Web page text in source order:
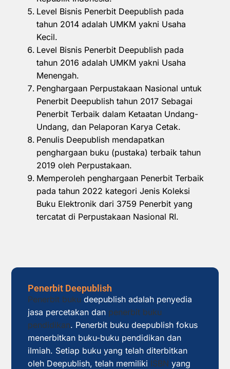
Level Bisnis Penerbit Deepublish pada
tahun 2014 adalah UMKM yakni Usaha
Kecil.
Level Bisnis Penerbit Deepublish pada
tahun 2016 adalah UMKM yakni Usaha
Menengah.
Penghargaan Perpustakaan Nasional untuk
Penerbit Deepublish tahun 2017 Sebagai
Penerbit Terbaik dalam Ketaatan Undang-
Undang, dan Pelaporan Karya Cetak.
Penulis Deepublish mendapatkan
penghargaan buku (pustaka) terbaik tahun
2019 oleh Perpustakaan.
Memperoleh penghargaan Penerbit Terbaik
pada tahun 2022 kategori Jenis Koleksi
Buku Elektronik dari 3759 Penerbit yang
tercatat di Perpustakaan Nasional RI.
Penerbit Deepublish
Penerbit buku deepublish adalah penyedia
jasa percetakan dan penerbit buku
pendidikan. Penerbit buku deepublish fokus
menerbitkan buku-buku pendidikan dan
ilmiah. Setiap buku yang telah diterbitkan
oleh Deepublish, telah memiliki ISBN yang